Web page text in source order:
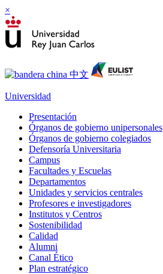
×
Universidad
Presentación
Órganos de gobierno unipersonales
Órganos de gobierno colegiados
Defensoría Universitaria
Campus
Facultades y Escuelas
Departamentos
Unidades y servicios centrales
Profesores e investigadores
Institutos y Centros
Sostenibilidad
Calidad
Alumni
Canal Ético
Plan estratégico